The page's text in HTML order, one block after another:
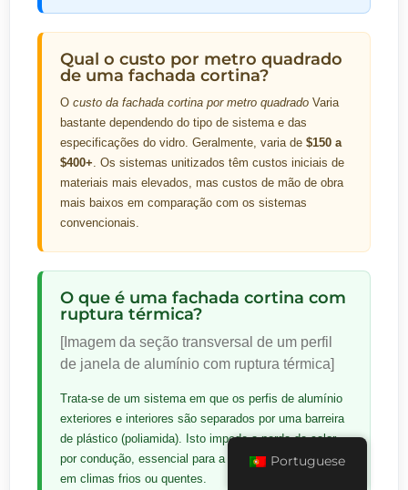
Qual o custo por metro quadrado
de uma fachada cortina?
O custo da fachada cortina por metro quadrado Varia
bastante dependendo do tipo de sistema e das
especificações do vidro. Geralmente, varia de $150 a
$400+. Os sistemas unitizados têm custos iniciais de
materiais mais elevados, mas custos de mão de obra
mais baixos em comparação com os sistemas
convencionais.
O que é uma fachada cortina com
ruptura térmica?
[Imagem da seção transversal de um perfil
de janela de alumínio com ruptura térmica]
Trata-se de um sistema em que os perfis de alumínio
exteriores e interiores são separados por uma barreira
de plástico (poliamida). Isto impede a perda de calor
por condução, essencial para a eficiência energética
em climas frios ou quentes.
Portuguese